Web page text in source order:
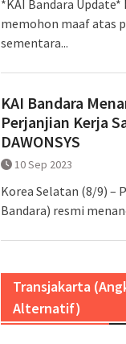
*KAI Bandara Update*
memohon maaf atas
sementara...
KAI Bandara
Perjanjian Kerja
DAWONSYS
10 Sep 2023
Korea Selatan (8/9) –
Bandara) resmi
Transjakarta
Alternatif)